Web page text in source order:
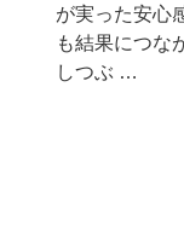
が実った安心
も結果につな
しつぶ …